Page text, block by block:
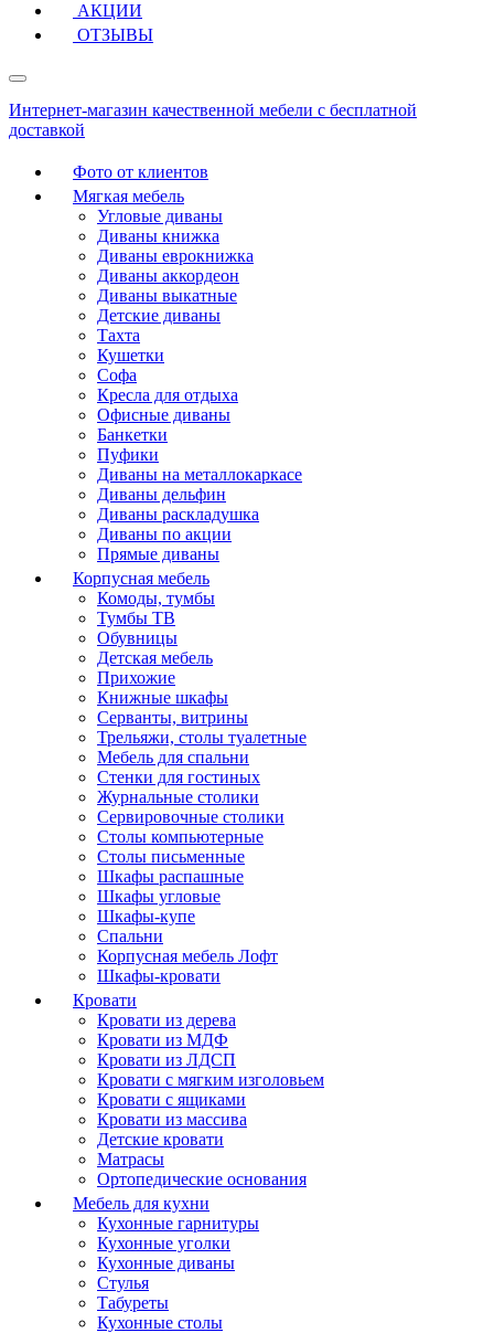
АКЦИИ
ОТЗЫВЫ
Интернет-магазин качественной мебели с бесплатной
доставкой
Фото от клиентов
Мягкая мебель
Угловые диваны
Диваны книжка
Диваны еврокнижка
Диваны аккордеон
Диваны выкатные
Детские диваны
Тахта
Кушетки
Софа
Кресла для отдыха
Офисные диваны
Банкетки
Пуфики
Диваны на металлокаркасе
Диваны дельфин
Диваны раскладушка
Диваны по акции
Прямые диваны
Корпусная мебель
Комоды, тумбы
Тумбы ТВ
Обувницы
Детская мебель
Прихожие
Книжные шкафы
Серванты, витрины
Трельяжи, столы туалетные
Мебель для спальни
Стенки для гостиных
Журнальные столики
Сервировочные столики
Столы компьютерные
Столы письменные
Шкафы распашные
Шкафы угловые
Шкафы-купе
Спальни
Корпусная мебель Лофт
Шкафы-кровати
Кровати
Кровати из дерева
Кровати из МДФ
Кровати из ЛДСП
Кровати с мягким изголовьем
Кровати с ящиками
Кровати из массива
Детские кровати
Матрасы
Ортопедические основания
Мебель для кухни
Кухонные гарнитуры
Кухонные уголки
Кухонные диваны
Стулья
Табуреты
Кухонные столы